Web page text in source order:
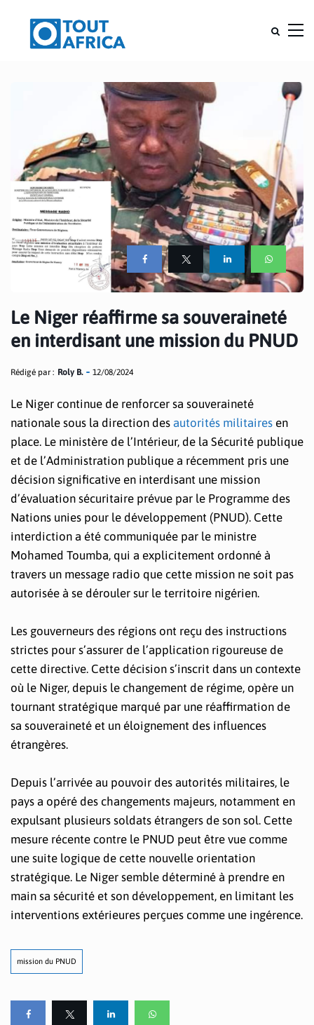
Le Niger réaffirme sa souveraineté
en interdisant une mission du PNUD
Rédigé par : Roly B. 12/08/2024
Le Niger continue de renforcer sa souveraineté
nationale sous la direction des autorités militaires en
place. Le ministère de l’Intérieur, de la Sécurité publique
et de l’Administration publique a récemment pris une
décision significative en interdisant une mission
d’évaluation sécuritaire prévue par le Programme des
Nations unies pour le développement (PNUD). Cette
interdiction a été communiquée par le ministre
Mohamed Toumba, qui a explicitement ordonné à
travers un message radio que cette mission ne soit pas
autorisée à se dérouler sur le territoire nigérien.
Les gouverneurs des régions ont reçu des instructions
strictes pour s’assurer de l’application rigoureuse de
cette directive. Cette décision s’inscrit dans un contexte
où le Niger, depuis le changement de régime, opère un
tournant stratégique marqué par une réaffirmation de
sa souveraineté et un éloignement des influences
étrangères.
Depuis l’arrivée au pouvoir des autorités militaires, le
pays a opéré des changements majeurs, notamment en
expulsant plusieurs soldats étrangers de son sol. Cette
mesure récente contre le PNUD peut être vue comme
une suite logique de cette nouvelle orientation
stratégique. Le Niger semble déterminé à prendre en
main sa sécurité et son développement, en limitant les
interventions extérieures perçues comme une ingérence.
mission du PNUD